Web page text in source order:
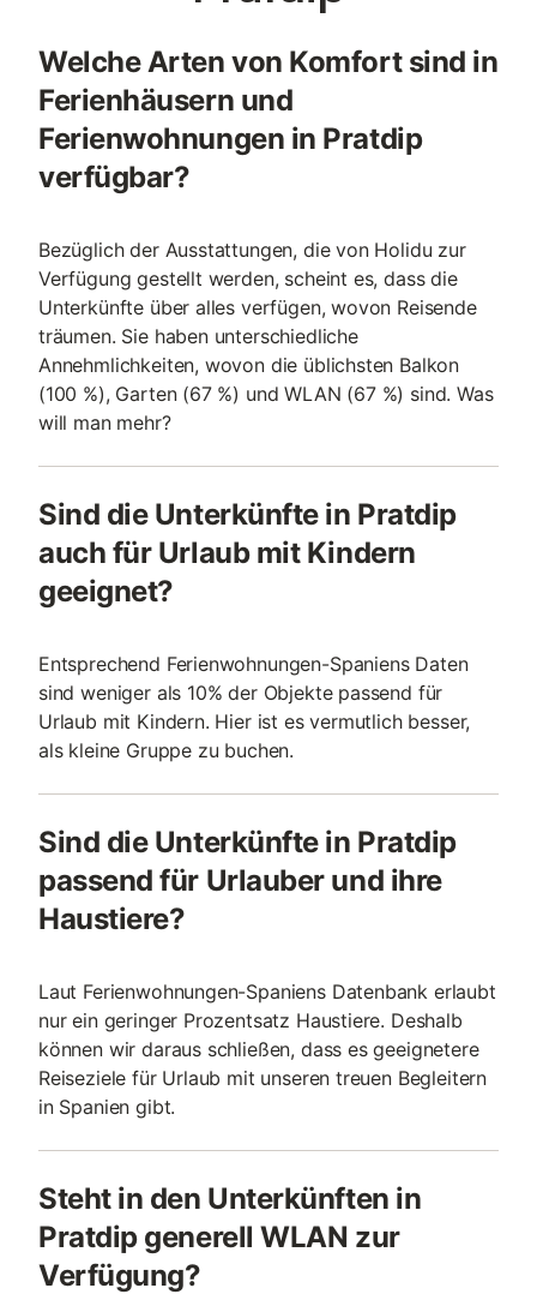
Welche Arten von Komfort sind in
Ferienhäusern und
Ferienwohnungen in Pratdip
verfügbar?
Bezüglich der Ausstattungen, die von Holidu zur
Verfügung gestellt werden, scheint es, dass die
Unterkünfte über alles verfügen, wovon Reisende
träumen. Sie haben unterschiedliche
Annehmlichkeiten, wovon die üblichsten Balkon
(100 %), Garten (67 %) und WLAN (67 %) sind. Was
will man mehr?
Sind die Unterkünfte in Pratdip
auch für Urlaub mit Kindern
geeignet?
Entsprechend Ferienwohnungen-Spaniens Daten
sind weniger als 10% der Objekte passend für
Urlaub mit Kindern. Hier ist es vermutlich besser,
als kleine Gruppe zu buchen.
Sind die Unterkünfte in Pratdip
passend für Urlauber und ihre
Haustiere?
Laut Ferienwohnungen-Spaniens Datenbank erlaubt
nur ein geringer Prozentsatz Haustiere. Deshalb
können wir daraus schließen, dass es geeignetere
Reiseziele für Urlaub mit unseren treuen Begleitern
in Spanien gibt.
Steht in den Unterkünften in
Pratdip generell WLAN zur
Verfügung?